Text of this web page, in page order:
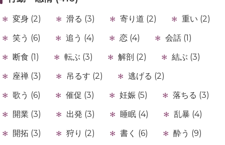
変身 (2) 滑る (3) 寄り道 (2)
重い (2)
笑う (6)
追う (4) 恋 (4)
会話 (1)
断食 (1)
転ぶ (3) 解剖 (2)
結ぶ (3)
座禅 (3)
吊るす (2)
逃げる (2)
歌う (6)
催促 (3) 妊娠 (5)
落ちる (3)
開業 (3)
出発 (3) 睡眠 (4)
乱暴 (4)
開拓 (3)
狩り (2) 書く (6)
酔う (9)